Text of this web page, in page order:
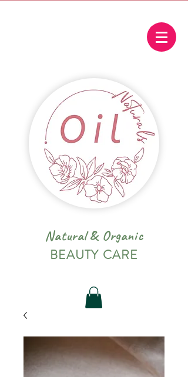
Natural & Organic
BEAUTY CARE